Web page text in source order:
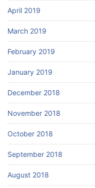
April 2019
March 2019
February 2019
January 2019
December 2018
November 2018
October 2018
September 2018
August 2018